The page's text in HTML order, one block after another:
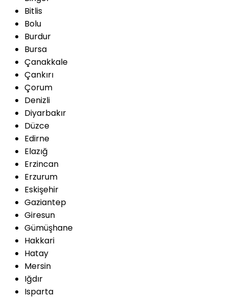
Bitlis
Bolu
Burdur
Bursa
Çanakkale
Çankırı
Çorum
Denizli
Diyarbakır
Düzce
Edirne
Elazığ
Erzincan
Erzurum
Eskişehir
Gaziantep
Giresun
Gümüşhane
Hakkari
Hatay
Mersin
Iğdır
Isparta